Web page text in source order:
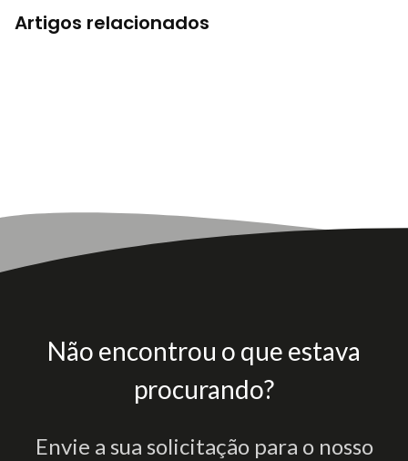
Artigos relacionados
Não encontrou o que estava
procurando?
Envie a sua solicitação para o nosso